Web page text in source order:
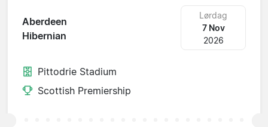
Aberdeen
Hibernian
Lørdag
7 Nov
2026
Pittodrie Stadium
Scottish Premiership